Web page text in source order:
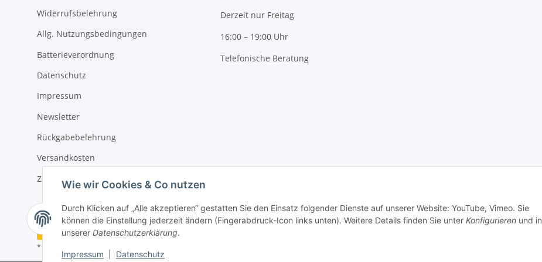
Wie wir Cookies & Co nutzen
Durch Klicken auf „Alle akzeptieren“ gestatten Sie den Einsatz folgender Dienste auf unserer Website: YouTube, Vimeo. Sie
können die Einstellung jederzeit ändern (Fingerabdruck-Icon links unten). Weitere Details finden Sie unter Konfigurieren und in
unserer Datenschutzerklärung.
Impressum Datenschutz
Widerrufsbelehrung
Allg. Nutzungsbedingungen
Batterieverordnung
Datenschutz
Impressum
Newsletter
Rückgabebelehrung
Versandkosten
Zahlungsmöglichkeiten
Derzeit nur Freitag
16:00 – 19:00 Uhr
Telefonische Beratung
Vertrag widerrufen
* Alle Preise inkl. gesetzlicher USt., zzgl.